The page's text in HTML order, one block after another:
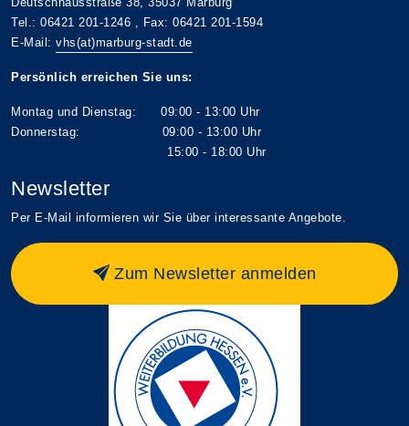
Tel.: 06421 201-1246 , Fax: 06421 201-1594
E-Mail: vhs(at)marburg-stadt.de
Persönlich erreichen Sie uns:
Montag und Dienstag: 09:00 - 13:00 Uhr
Donnerstag: 09:00 - 13:00 Uhr
15:00 - 18:00 Uhr
Newsletter
Per E-Mail informieren wir Sie über interessante Angebote.
Zum Newsletter anmelden